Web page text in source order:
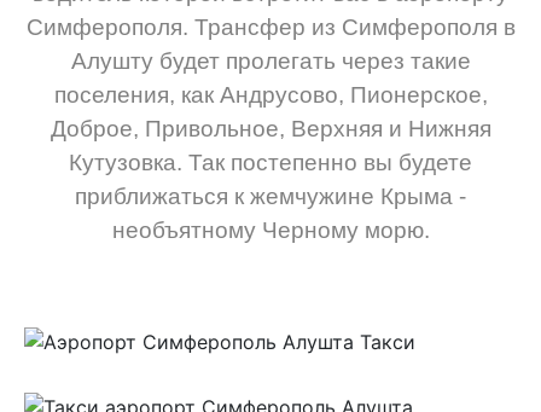
Симферополя. Трансфер из Симферополя в
Алушту будет пролегать через такие
поселения, как Андрусово, Пионерское,
Доброе, Привольное, Верхняя и Нижняя
Кутузовка. Так постепенно вы будете
приближаться к жемчужине Крыма -
необъятному Черному морю.